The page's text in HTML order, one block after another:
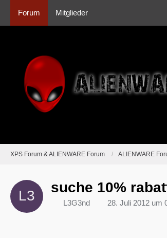
Forum Mitglieder
XPS Forum & ALIENWARE Forum ALIENWARE
suche 10%
L3G3nd 28. Juli 2012 um